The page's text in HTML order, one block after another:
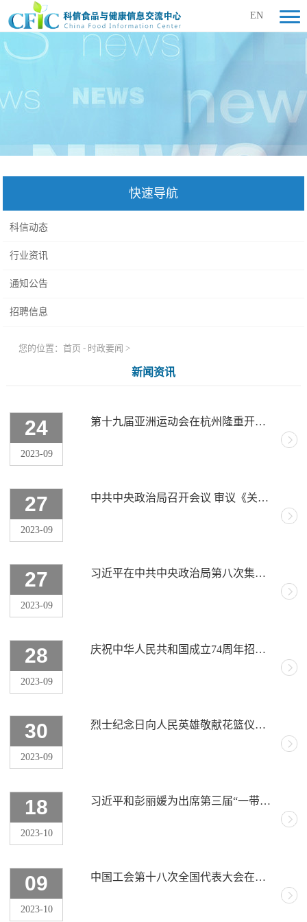
EN
快速导航
科信动态
行业资讯
通知公告
招聘信息
您的位置：首页 - 时政要闻 >
新闻资讯
24
2023-09
第十九届亚洲运动会在杭州隆重开幕 习近平出席开幕式并宣布本届亚运会开幕
27
2023-09
中共中央政治局召开会议 审议《关于二十届中央第一轮巡视情况的综合报告》 中共中央总书记习近平主持会议
27
2023-09
习近平在中共中央政治局第八次集体学习时强调 积极参与世界贸易组织改革 提高驾驭高水平对外开放能力
28
2023-09
庆祝中华人民共和国成立74周年招待会在京举行 习近平发表重要讲话
30
2023-09
烈士纪念日向人民英雄敬献花篮仪式在京隆重举行 习近平等党和国家领导人出席
18
2023-10
习近平和彭丽媛为出席第三届“一带一路”国际合作高峰论坛的国际贵宾举行欢迎宴会
09
2023-10
中国工会第十八次全国代表大会在京开幕 习近平等党和国家领导人到会祝贺